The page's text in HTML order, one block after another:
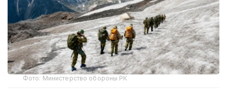
Фото: Министерство обороны РК